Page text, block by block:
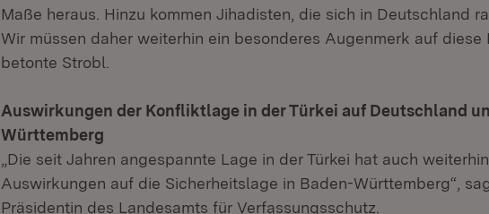
Maße heraus. Hinzu kommen Jihadisten, die sich in Deutschland
Wir müssen daher weiterhin ein besonderes Augenmerk auf diese
betonte Strobl.
Auswirkungen der Konfliktlage in der Türkei auf Deutschland
Württemberg
„Die seit Jahren angespannte Lage in der Türkei hat auch
Auswirkungen auf die Sicherheitslage in Baden-Württemberg“,
Präsidentin des Landesamts für Verfassungsschutz.